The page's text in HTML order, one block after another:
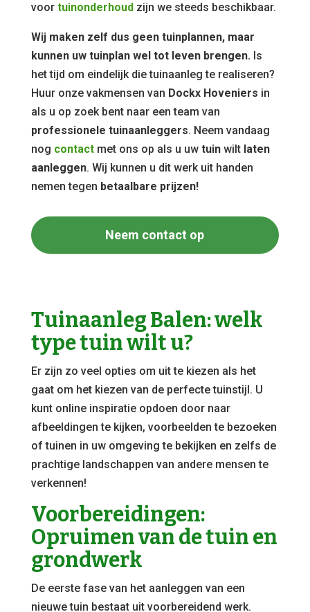
voor tuinonderhoudzijn we steeds beschikbaar.
Wij maken zelf dus geen tuinplannen, maar
kunnen uw tuinplan wel tot leven brengen. Is
het tijd om eindelijk die tuinaanleg te realiseren?
Huur onze vakmensen van Dockx Hoveniers in
als u op zoek bent naar een team van
professionele tuinaanleggers. Neem vandaag
nog contactmet ons op als u uw tuinwilt laten
aanleggen. Wij kunnen u dit werk uit handen
nemen tegen betaalbare prijzen!
Neem contact op
Tuinaanleg Balen: welk
type tuin wilt u?
Er zijn zo veel opties om uit te kiezen als het
gaat om het kiezen van de perfecte tuinstijl. U
kunt online inspiratie opdoen door naar
afbeeldingen te kijken, voorbeelden te bezoeken
of tuinen in uw omgeving te bekijken en zelfs de
prachtige landschappen van andere mensen te
verkennen!
Voorbereidingen:
Opruimen van de tuin en
grondwerk
De eerste fase van het aanleggen van een
nieuwe tuin bestaat uit voorbereidend werk.